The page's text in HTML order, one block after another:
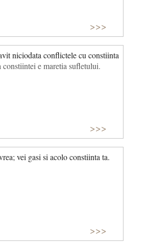
>>>
niciodata conflictele cu constiinta
e maretia sufletului.
>>>
vei gasi si acolo constiinta ta.
>>>